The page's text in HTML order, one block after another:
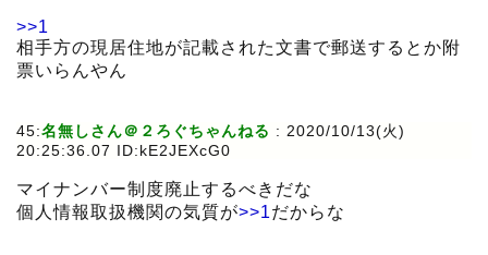
>>1
相手方の現居住地が記載された文書で郵送するとか附
票いらんやん
45:名無しさん＠２ろぐちゃんねる : 2020/10/13(火)
20:25:36.07 ID:kE2JEXcG0
マイナンバー制度廃止するべきだな
個人情報取扱機関の気質が>>1だからな